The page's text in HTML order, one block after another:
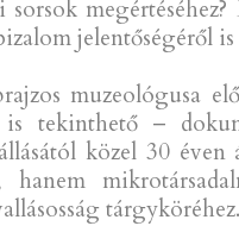
megértéséhez?
jelentőségéről
muzeológusa
tekinthető –
közel 30 éven
tárgyköréhez.